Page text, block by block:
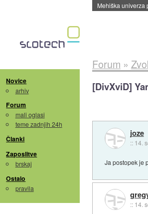
Mehiška univerza
Novice
arhiv
Forum
mali oglasi
teme zadnjih 24h
Članki
Zaposlitve
brskaj
Ostalo
pravila
Forum »
[DivXviD]
joze
:: 14.
Ja postopek je
:: 14.